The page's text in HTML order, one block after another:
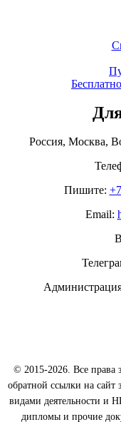
Россия, Москва,
Пишите:
Email:
© 2015-2026. Все права
обратной ссылки на
видами деятельности и
дипломы и прочие